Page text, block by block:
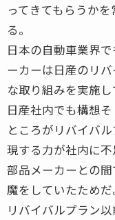
ってきてもらうか
る。
日本の自動車業界
ーカーは日産のリ
な取り組みを実施し
日産社内でも構想そ
ところがリバイバ
現する力が社内に不
部品メーカーとの
魔をしていたためだ
リバイバルプラン